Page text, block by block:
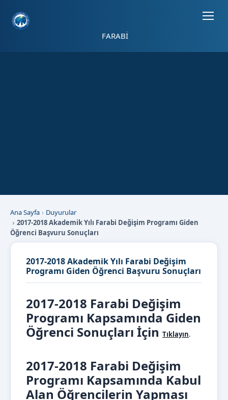
FARABİ
Ana Sayfa
Duyurular
2017-2018 Akademik Yılı Farabi Değişim Programı Giden
Öğrenci Başvuru Sonuçları
2017-2018 Akademik Yılı Farabi Değişim
Programı Giden Öğrenci Başvuru Sonuçları
2017-2018 Farabi Değişim
Programı Kapsamında Giden
Öğrenci Sonuçları İçin Tıklayın.
2017-2018 Farabi Değişim
Programı Kapsamında Kabul
Alan Öğrencilerin Yapması